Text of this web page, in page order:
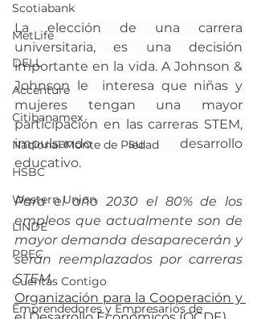
Scotiabank
MetLife
DELL
Accenture
Citibanamex
Nacional Monte de Piedad
HSBC
Western Union
LINDE
PREC
Cuentas Contigo
Emprendedores y Empresarios de
La elección de una carrera
universitaria, es una decisión
importante en la vida. A Johnson &
Johnson le  interesa que niñas y
mujeres tengan una mayor
participación en las carreras STEM,
impulsando su desarrollo
educativo.
Para el año 2030 el 80% de los
empleos que actualmente son de
mayor demanda desaparecerán y
serán reemplazados por carreras
STEM.
Organización para la Cooperación y